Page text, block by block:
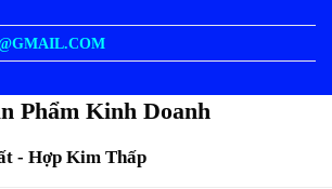
Phẩm Kinh Doanh
- Hợp Kim Thấp